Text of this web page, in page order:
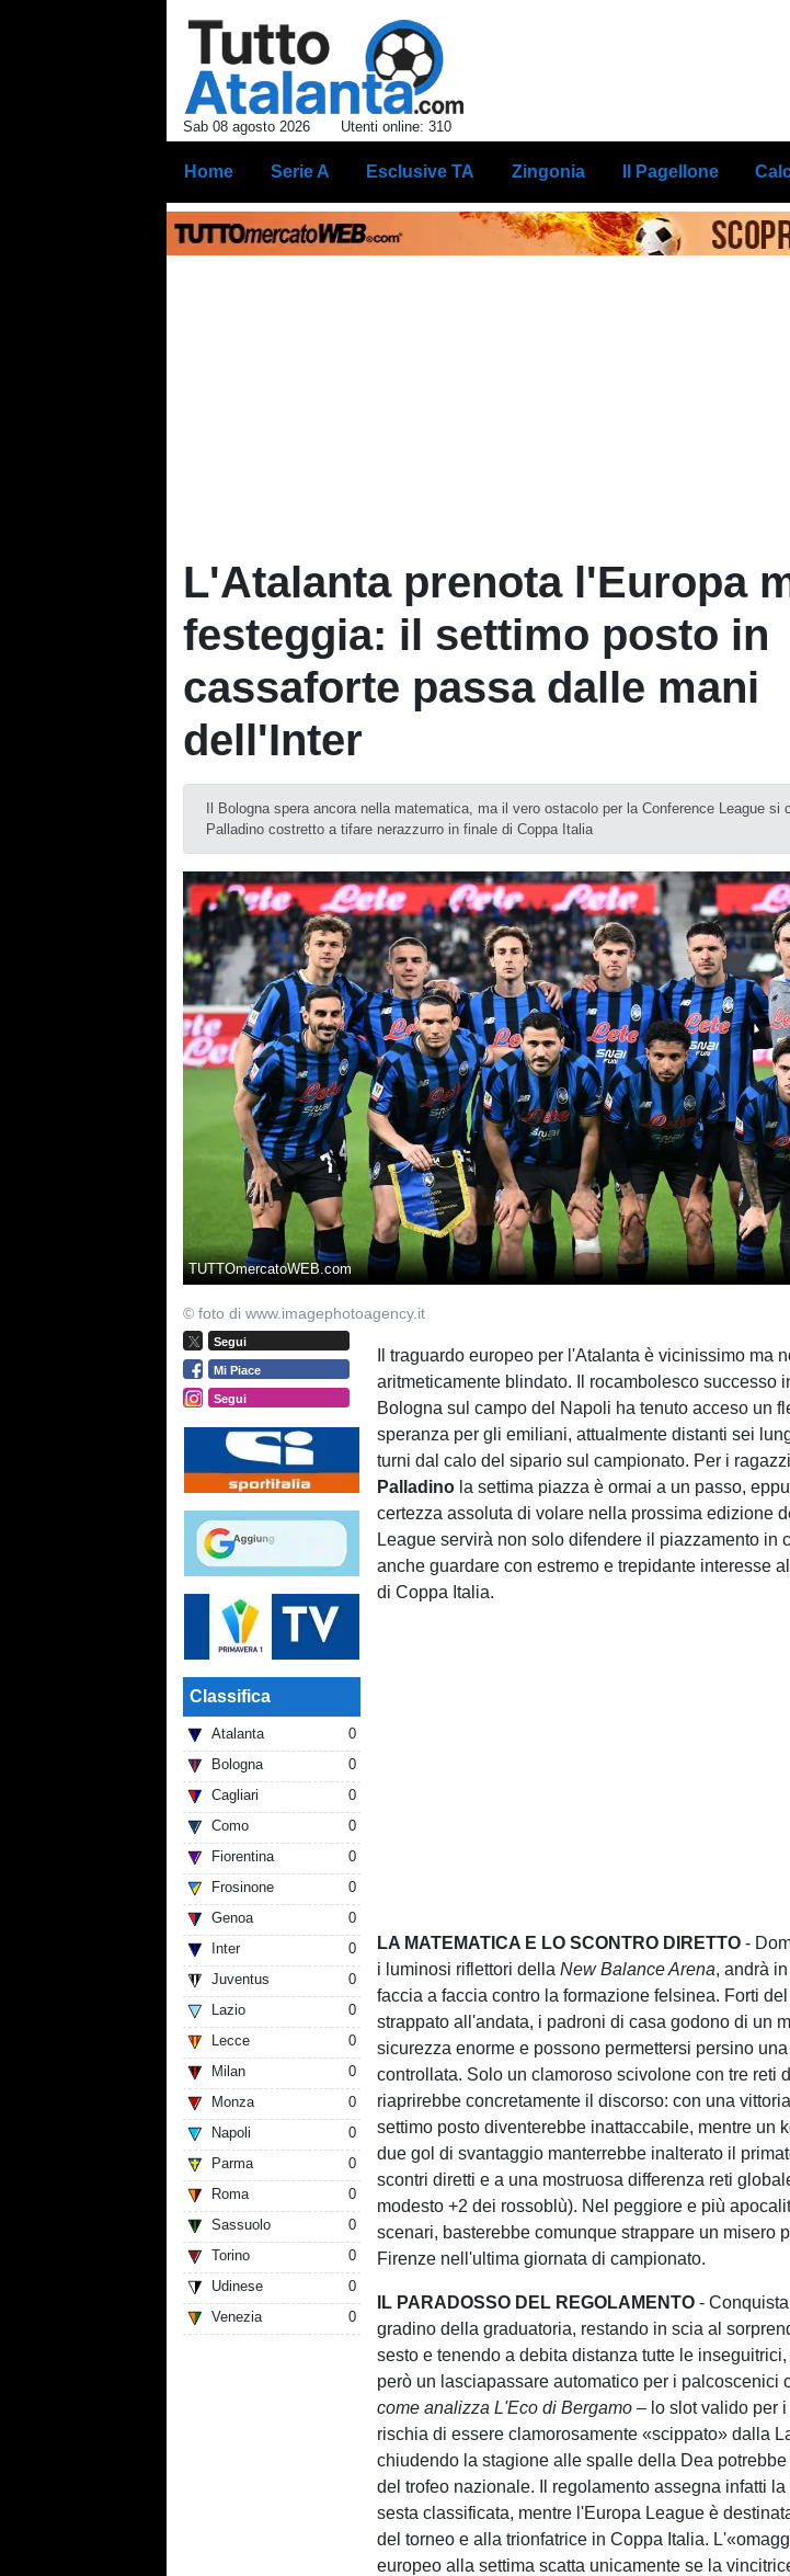
Sab 08 agosto 2026 Utenti online: 310
Home Serie A Esclusive TA Zingonia Il Pagellone
L'Atalanta prenota l'Europa
festeggia: il settimo posto in
cassaforte passa dalle mani
dell'Inter
Il Bologna spera ancora nella matematica, ma il vero ostacolo per la Conference League si
Palladino costretto a tifare nerazzurro in finale di Coppa Italia
TUTTOmercatoWEB.com
© foto di www.imagephotoagency.it
Segui
Mi Piace
Segui
Classifica
Atalanta
0
Bologna
0
Cagliari
0
Como
0
Fiorentina
0
Frosinone
0
Genoa
0
Inter
0
Juventus
0
Lazio
0
Lecce
0
Milan
0
Monza
0
Napoli
0
Parma
0
Roma
0
Sassuolo
0
Torino
0
Udinese
0
Venezia
0
Il traguardo europeo per l'Atalanta è vicinissimo ma
aritmeticamente blindato. Il rocambolesco successo
Bologna sul campo del Napoli ha tenuto acceso un
speranza per gli emiliani, attualmente distanti sei
turni dal calo del sipario sul campionato. Per i
Palladino la settima piazza è ormai a un passo,
certezza assoluta di volare nella prossima edizione
League servirà non solo difendere il piazzamento in
anche guardare con estremo e trepidante interesse
di Coppa Italia.
LA MATEMATICA E LO SCONTRO DIRETTO -
i luminosi riflettori dellaNew Balance Arena, andrà
faccia a faccia contro la formazione felsinea. Forti
strappato all'andata, i padroni di casa godono di un
sicurezza enorme e possono permettersi persino
controllata. Solo un clamoroso scivolone con tre reti
riaprirebbe concretamente il discorso: con una
settimo posto diventerebbe inattaccabile, mentre un
due gol di svantaggio manterrebbe inalterato il
scontri diretti e a una mostruosa differenza reti
modesto +2 dei rossoblù). Nel peggiore e più
scenari, basterebbe comunque strappare un misero
Firenze nell'ultima giornata di campionato.
IL PARADOSSO DEL REGOLAMENTO -
gradino della graduatoria, restando in scia al
sesto e tenendo a debita distanza tutte le
però un lasciapassare automatico per i palcoscenici
come analizza L'Eco di Bergamo – lo slot valido per
rischia di essere clamorosamente «scippato» dalla
chiudendo la stagione alle spalle della Dea
del trofeo nazionale. Il regolamento assegna infatti
sesta classificata, mentre l'Europa League è
del torneo e alla trionfatrice in Coppa Italia.
europeo alla settima scatta unicamente se la